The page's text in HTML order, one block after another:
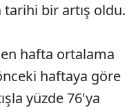
bir artış oldu.
hafta ortalama
haftaya göre
yüzde 76'ya